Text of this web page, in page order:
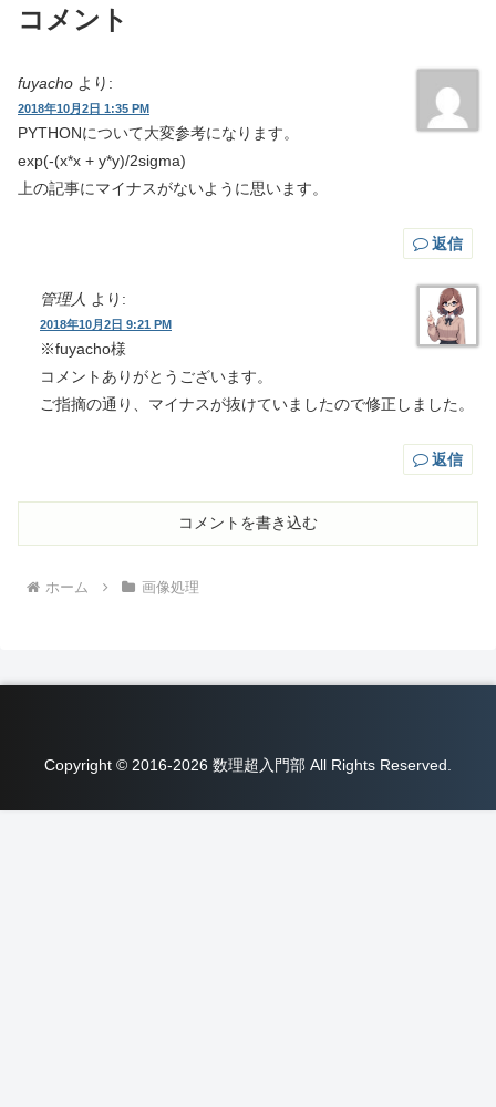
コメント
fuyacho より:
2018年10月2日 1:35 PM
PYTHONについて大変参考になります。
exp(-(x*x + y*y)/2sigma)
上の記事にマイナスがないように思います。
返信
管理人 より:
2018年10月2日 9:21 PM
※fuyacho様
コメントありがとうございます。
ご指摘の通り、マイナスが抜けていましたので修正しました。
返信
コメントを書き込む
ホーム 画像処理
Copyright © 2016-2026 数理超入門部 All Rights Reserved.